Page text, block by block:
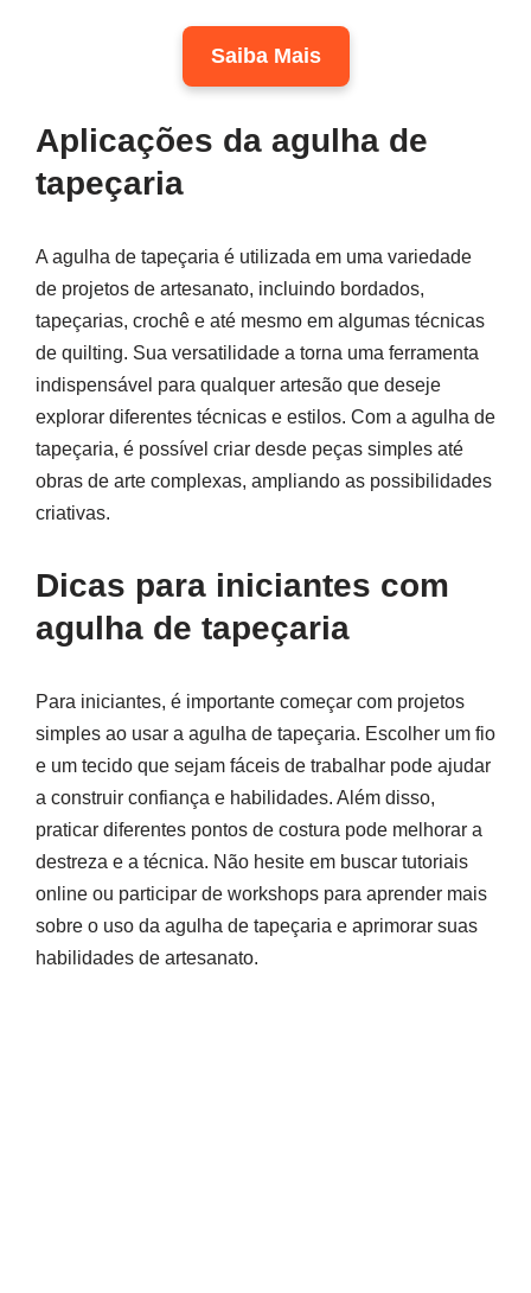
Saiba Mais
Aplicações da agulha de
tapeçaria
A agulha de tapeçaria é utilizada em uma variedade
de projetos de artesanato, incluindo bordados,
tapeçarias, crochê e até mesmo em algumas técnicas
de quilting. Sua versatilidade a torna uma ferramenta
indispensável para qualquer artesão que deseje
explorar diferentes técnicas e estilos. Com a agulha de
tapeçaria, é possível criar desde peças simples até
obras de arte complexas, ampliando as possibilidades
criativas.
Dicas para iniciantes com
agulha de tapeçaria
Para iniciantes, é importante começar com projetos
simples ao usar a agulha de tapeçaria. Escolher um fio
e um tecido que sejam fáceis de trabalhar pode ajudar
a construir confiança e habilidades. Além disso,
praticar diferentes pontos de costura pode melhorar a
destreza e a técnica. Não hesite em buscar tutoriais
online ou participar de workshops para aprender mais
sobre o uso da agulha de tapeçaria e aprimorar suas
habilidades de artesanato.